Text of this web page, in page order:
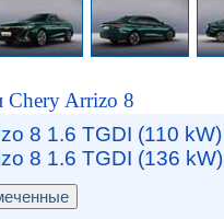
Arrizo 8
8 1.6 TGDI (110 kW)
8 1.6 TGDI (136 kW)